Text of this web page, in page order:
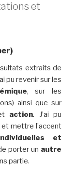
et
extraits de
pu revenir sur les
, sur les
ainsi que sur
action. J’ai pu
mettre l’accent
et
porter un autre
partie.